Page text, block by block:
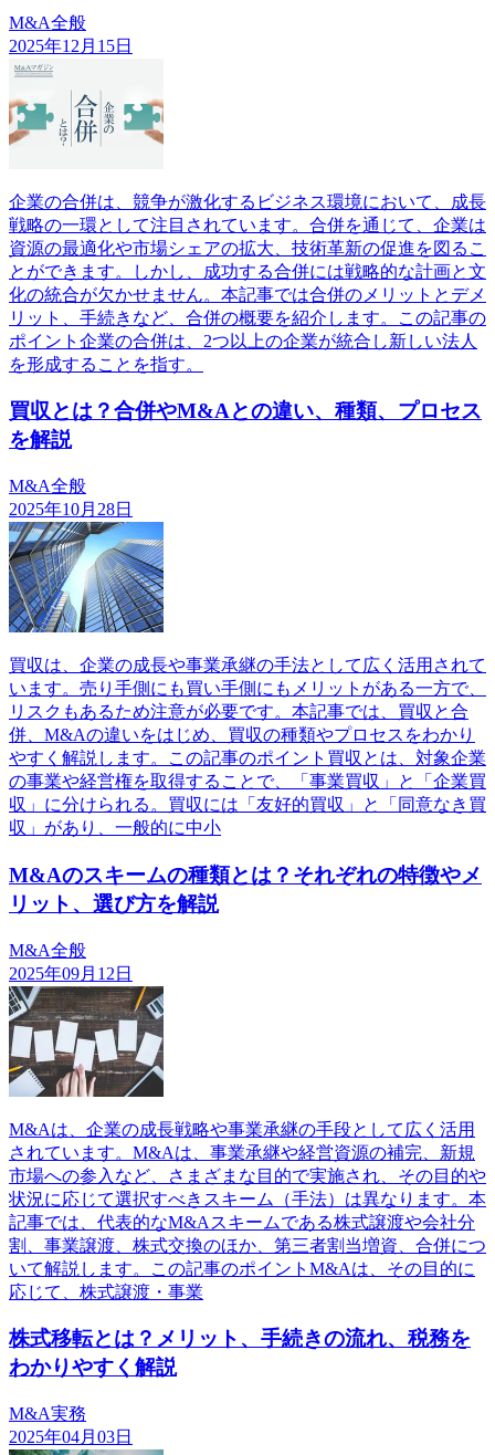
M&A全般
2025年12月15日
企業の合併は、競争が激化するビジネス環境において、成長
戦略の一環として注目されています。合併を通じて、企業は
資源の最適化や市場シェアの拡大、技術革新の促進を図るこ
とができます。しかし、成功する合併には戦略的な計画と文
化の統合が欠かせません。本記事では合併のメリットとデメ
リット、手続きなど、合併の概要を紹介します。この記事の
ポイント企業の合併は、2つ以上の企業が統合し新しい法人
を形成することを指す。
買収とは？合併やM&Aとの違い、種類、プロセス
を解説
M&A全般
2025年10月28日
買収は、企業の成長や事業承継の手法として広く活用されて
います。売り手側にも買い手側にもメリットがある一方で、
リスクもあるため注意が必要です。本記事では、買収と合
併、M&Aの違いをはじめ、買収の種類やプロセスをわかり
やすく解説します。この記事のポイント買収とは、対象企業
の事業や経営権を取得することで、「事業買収」と「企業買
収」に分けられる。買収には「友好的買収」と「同意なき買
収」があり、一般的に中小
M&Aのスキームの種類とは？それぞれの特徴やメ
リット、選び方を解説
M&A全般
2025年09月12日
M&Aは、企業の成長戦略や事業承継の手段として広く活用
されています。M&Aは、事業承継や経営資源の補完、新規
市場への参入など、さまざまな目的で実施され、その目的や
状況に応じて選択すべきスキーム（手法）は異なります。本
記事では、代表的なM&Aスキームである株式譲渡や会社分
割、事業譲渡、株式交換のほか、第三者割当増資、合併につ
いて解説します。この記事のポイントM&Aは、その目的に
応じて、株式譲渡・事業
株式移転とは？メリット、手続きの流れ、税務を
わかりやすく解説
M&A実務
2025年04月03日